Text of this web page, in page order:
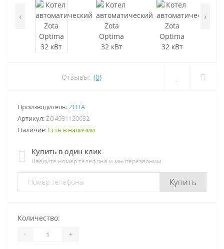
‹ ›
Отзывы: (0)
Производитель:ZOTA
Артикул:ZO4931120032
Наличие: Есть в наличии
Купить в один клик
Введите номер телефона и мы перезвоним
Купить
Количество:
- +